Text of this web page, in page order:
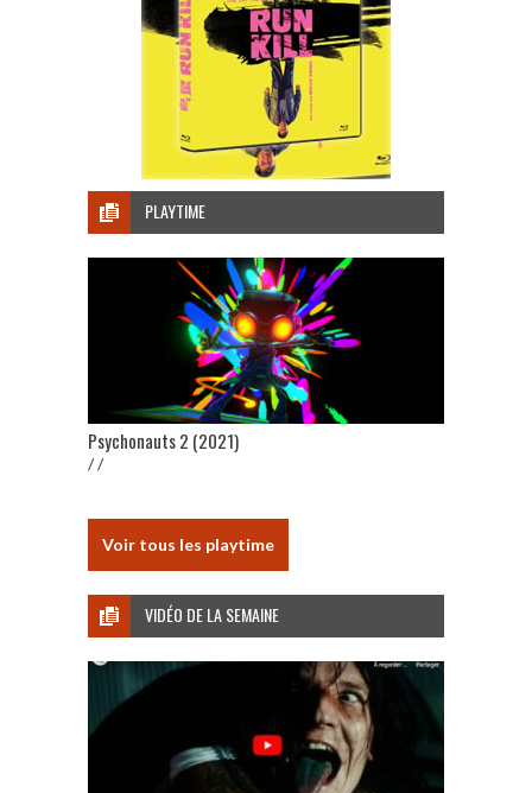
PLAYTIME
Psychonauts 2 (2021)
/ /
Voir tous les playtime
VIDÉO DE LA SEMAINE